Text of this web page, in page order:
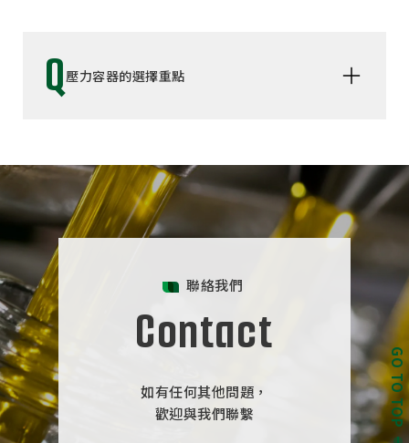
Q壓力容器的選擇重點
才能達到用途」或「需要重新設計才能符合需求的壓力容
器」想好這幾個疑問是選壓力容器的第一階段。選定壓力
容器的時候，請特別確認以及檢討壓力容器的容量、使用
壓力、以及所使用的材料的特性。
【標準壓力容器的規格】
壓力容器容量 → 最多到 40 公升。
使用壓力→0.49Mpa (約5kgf/ cm2 以內)。
(依種類不同也有未滿0.2MPa的壓力容器)
選定要點 2｜選擇內容器式或是直接投入式
聯絡我們
Contact
如有任何其他問題，
歡迎與我們聯繫
GO TO TOP